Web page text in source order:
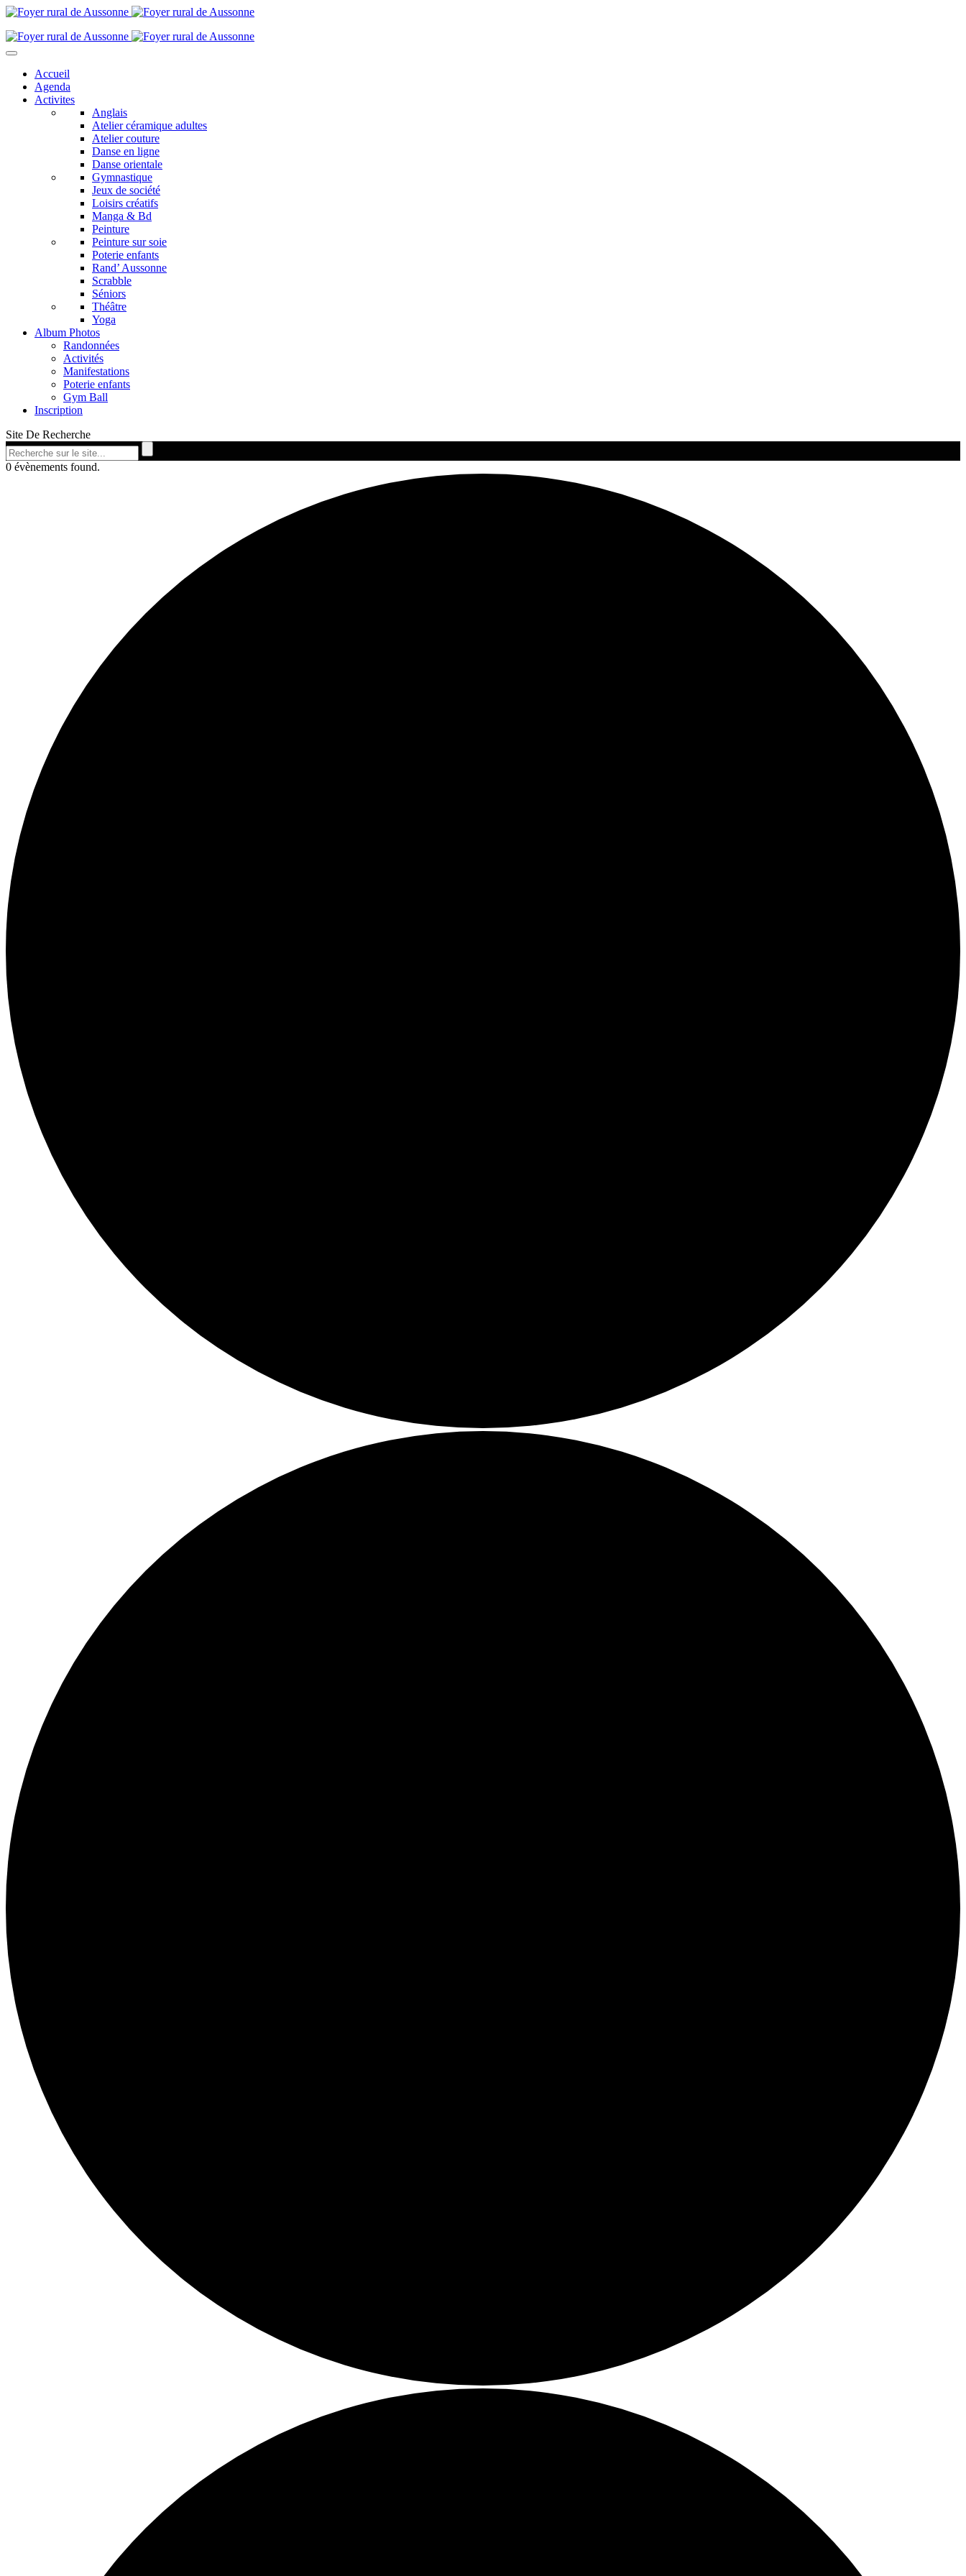
Accueil
Agenda
Activites
Anglais
Atelier céramique adultes
Atelier couture
Danse en ligne
Danse orientale
Gymnastique
Jeux de société
Loisirs créatifs
Manga & Bd
Peinture
Peinture sur soie
Poterie enfants
Rand’ Aussonne
Scrabble
Séniors
Théâtre
Yoga
Album Photos
Randonnées
Activités
Manifestations
Poterie enfants
Gym Ball
Inscription
Site De Recherche
0 évènements found.